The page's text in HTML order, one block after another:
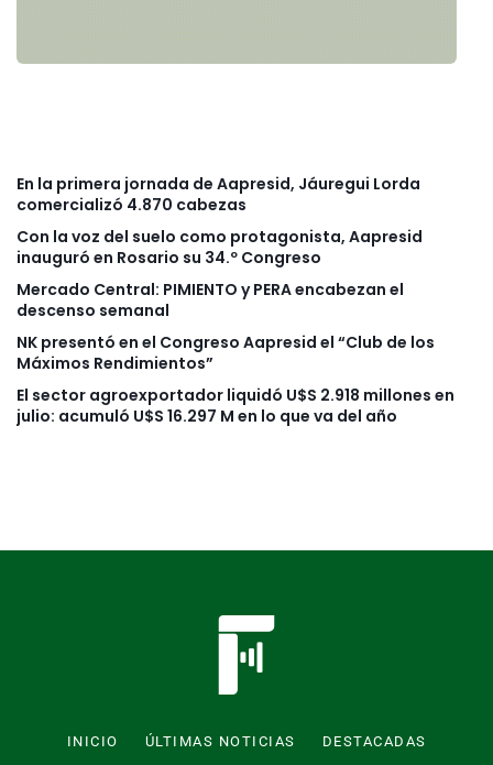
En la primera jornada de Aapresid, Jáuregui Lorda
comercializó 4.870 cabezas
Con la voz del suelo como protagonista, Aapresid
inauguró en Rosario su 34.º Congreso
Mercado Central: PIMIENTO y PERA encabezan el
descenso semanal
NK presentó en el Congreso Aapresid el “Club de los
Máximos Rendimientos”
El sector agroexportador liquidó U$S 2.918 millones en
julio: acumuló U$S 16.297 M en lo que va del año
INICIO ÚLTIMAS NOTICIAS
DESTACADAS